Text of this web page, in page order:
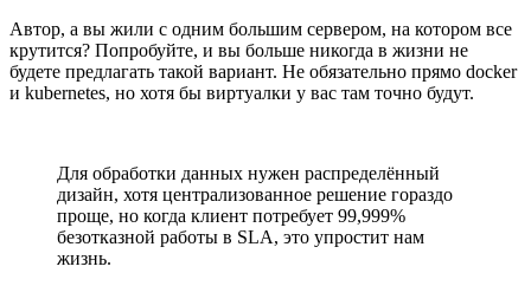
Автор, а вы жили с одним большим сервером, на котором все
крутится? Попробуйте, и вы больше никогда в жизни не
будете предлагать такой вариант. Не обязательно прямо docker
и kubernetes, но хотя бы виртуалки у вас там точно будут.
Для обработки данных нужен распределённый
дизайн, хотя централизованное решение гораздо
проще, но когда клиент потребует 99,999%
безотказной работы в SLA, это упростит нам
жизнь.